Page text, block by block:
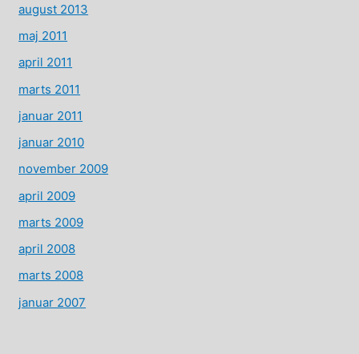
august 2013
maj 2011
april 2011
marts 2011
januar 2011
januar 2010
november 2009
april 2009
marts 2009
april 2008
marts 2008
januar 2007